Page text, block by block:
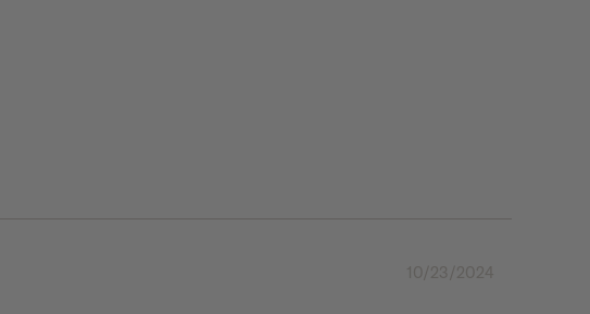
10/23/2024